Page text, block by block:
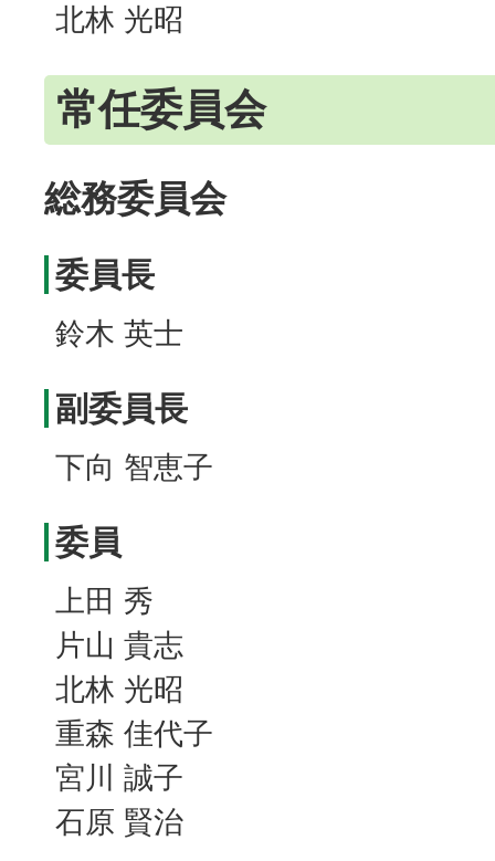
北林 光昭
常任委員会
総務委員会
委員長
鈴木 英士
副委員長
下向 智恵子
委員
上田 秀
片山 貴志
北林 光昭
重森 佳代子
宮川 誠子
石原 賢治